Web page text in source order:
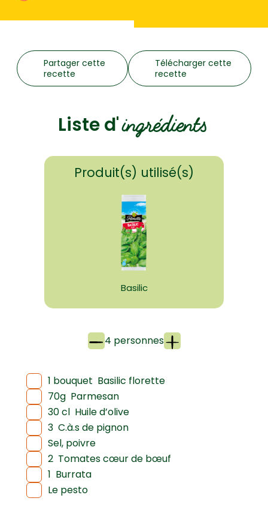
Partager cette
recette
Télécharger cette
recette
Liste d'ingrédients
Produit(s) utilisé(s)
Basilic
4 personnes
1 bouquet Basilic florette
70g Parmesan
30 cl Huile d’olive
3 C.à.s de pignon
Sel, poivre
2 Tomates cœur de bœuf
1 Burrata
Le pesto